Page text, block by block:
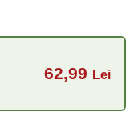
62,99 Lei